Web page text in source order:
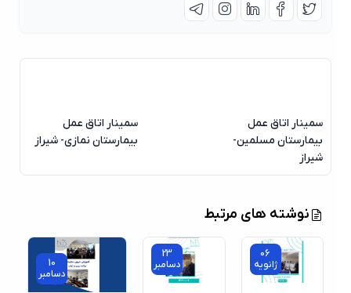
سمینار اتاق عمل
بیمارستان مسلمین-
شیراز
سمینار اتاق عمل
بیمارستان نمازی- شیراز
نوشته های مرتبط
06
ژانویه
23
دسامبر
10
دسامبر